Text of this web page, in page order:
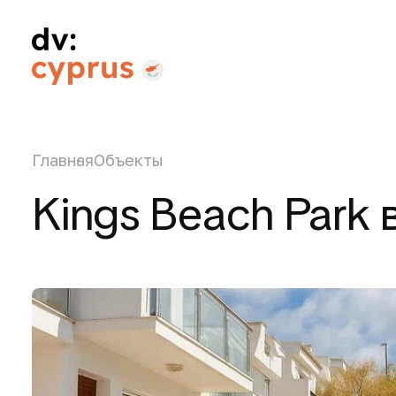
ГлавнаяОбъекты
Kings Beach